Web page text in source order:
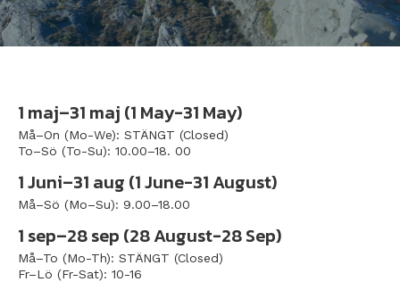
1 maj–31 maj (1 May-31 May)
Må–On (Mo-We): STÄNGT (Closed)
To–Sö (To-Su): 10.00–18. 00
1 Juni–31 aug (1 June-31 August)
Må–Sö (Mo–Su): 9.00–18.00
1 sep–28 sep (28 August-28 Sep)
Må–To (Mo-Th): STÄNGT (Closed)
Fr–Lö (Fr-Sat): 10-16